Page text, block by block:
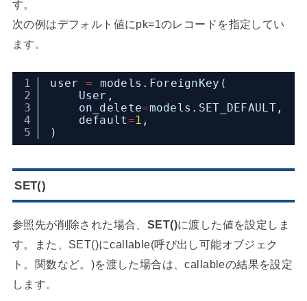
す。
次の例はデフォルト値にpk=1のレコードを指定してい
ます。
1
2
3
4
5
user =
models.ForeignKey(
User,
on_delete=models.SET_DEFAULT,
default=1 ,
)
SET()
参照先が削除された場合、 SET()に渡した値を設定しま
す。また、SET()にcallable(呼び出し可能オブジェク
ト。関数など。)を渡した場合は、callableの結果を設定
します。